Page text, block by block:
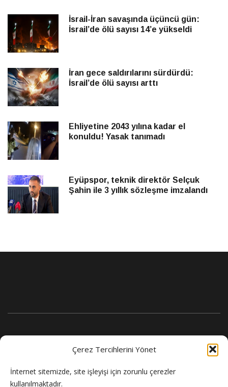
Çerez Tercihlerini Yönet
İnternet sitemizde, site işleyişi için zorunlu çerezler
kullanılmaktadır.
İsrail-İran savaşında üçüncü gün:
İsrail’de ölü sayısı 14’e yükseldi
İran gece saldırılarını sürdürdü:
İsrail’de ölü sayısı arttı
Ehliyetine 2043 yılına kadar el
konuldu! Yasak tanımadı
Eyüpspor, teknik direktör Selçuk
Şahin ile 3 yıllık sözleşme imzalandı